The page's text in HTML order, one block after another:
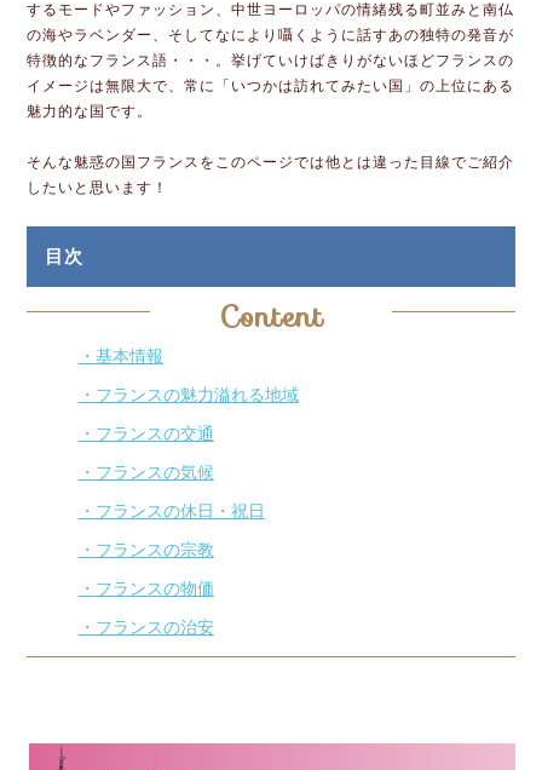
するモードやファッション、中世ヨーロッパの情緒残る町並みと南仏
の海やラベンダー、そしてなにより囁くように話すあの独特の発音が
特徴的なフランス語・・・。挙げていけばきりがないほどフランスの
イメージは無限大で、常に「いつかは訪れてみたい国」の上位にある
魅力的な国です。
そんな魅惑の国フランスをこのページでは他とは違った目線でご紹介
したいと思います！
目次
Content
・基本情報
・フランスの魅力溢れる地域
・フランスの交通
・フランスの気候
・フランスの休日・祝日
・フランスの宗教
・フランスの物価
・フランスの治安